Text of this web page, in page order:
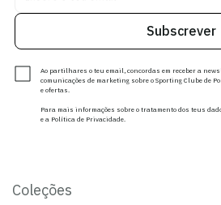
Subscrever
Ao partilhares o teu email, concordas em receber a
comunicações de marketing sobre o Sporting Clube de
e ofertas.
Para mais informações sobre o tratamento dos teus
e a Política de Privacidade.
Coleções